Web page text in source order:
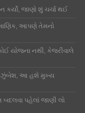
જાણો શું ચર્ચા થઈ
આપણે તેમનો
યોજના નથી, કેજરીવાલે
ઝુંબેશ, આ હશે મુખ્ય
બદલવા પહેલાં જાણી લો